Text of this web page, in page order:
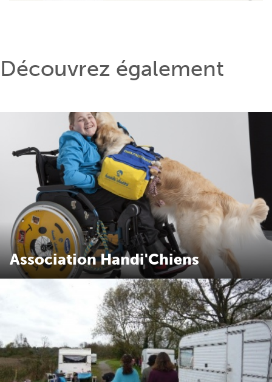
Découvrez également
Association Handi'Chiens
Handi'chiens a pour mission d’éduquer et de remettre
GRATUITEMENT des Chiens d’Assistance à des enfants et
adultes en situation de handicap moteur et/ou souffrant de
troubles psycho-comportementaux.